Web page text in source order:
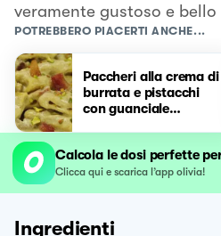
veramente gustoso e bello
POTREBBERO PIACERTI ANCHE...
Paccheri alla crema di
burrata e pistacchi
con guanciale
Calcola le dosi perfette
Clicca qui e scarica l’app olivia!
Ingredienti